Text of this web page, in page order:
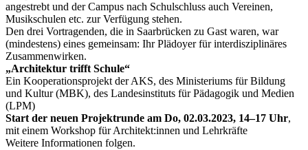
angestrebt und der Campus nach Schulschluss auch Vereinen,
Musikschulen etc. zur Verfügung stehen.
Den drei Vortragenden, die in Saarbrücken zu Gast waren, war
(mindestens) eines gemeinsam: Ihr Plädoyer für interdisziplinäres
Zusammenwirken.
„Architektur trifft Schule“
Ein Kooperationsprojekt der AKS, des Ministeriums für Bildung
und Kultur (MBK), des Landesinstituts für Pädagogik und Medien
(LPM)
Start der neuen Projektrunde am Do, 02.03.2023, 14–17 Uhr,
mit einem Workshop für Architekt:innen und Lehrkräfte
Weitere Informationen folgen.